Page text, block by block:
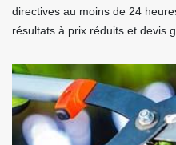
directives au moins de 24
résultats à prix réduits et devis